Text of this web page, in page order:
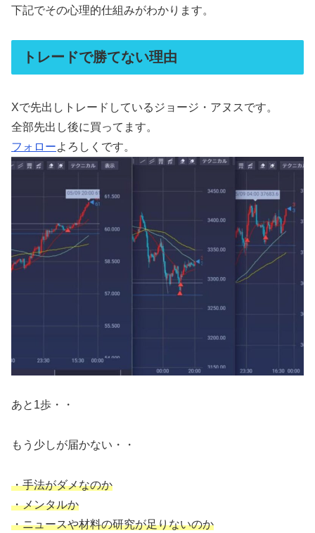
下記でその心理的仕組みがわかります。
トレードで勝てない理由
Xで先出しトレードしているジョージ・アヌスです。
全部先出し後に買ってます。
フォローよろしくです。
あと1歩・・
もう少しが届かない・・
・手法がダメなのか
・メンタルか
・ニュースや材料の研究が足りないのか